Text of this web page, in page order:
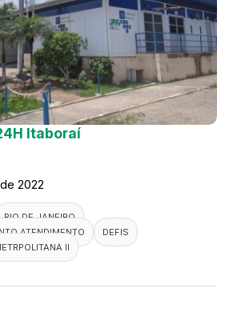
Itaboraí
2022
RIO DE JANEIRO
ATENDIMENTO
DEFIS
II